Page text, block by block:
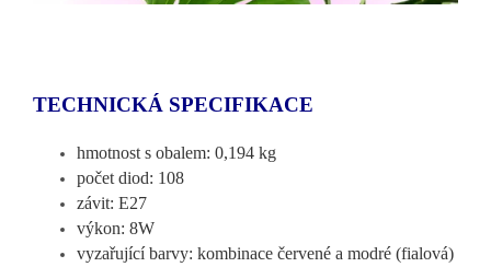
TECHNICKÁ SPECIFIKACE
hmotnost s obalem: 0,194 kg
počet diod: 108
závit: E27
výkon: 8W
vyzařující barvy: kombinace červené a modré (fialová)